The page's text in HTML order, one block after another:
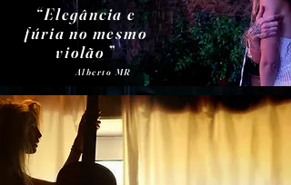
“Elegância e
fúria no mesmo
violão ”
Alberto MR